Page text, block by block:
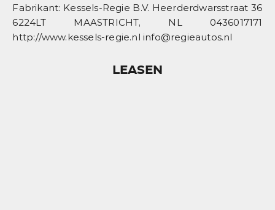
Fabrikant: Kessels-Regie B.V. Heerderdwarsstraat 36
6224LT MAASTRICHT, NL 0436017171
http://www.kessels-regie.nl info@regieautos.nl
LEASEN